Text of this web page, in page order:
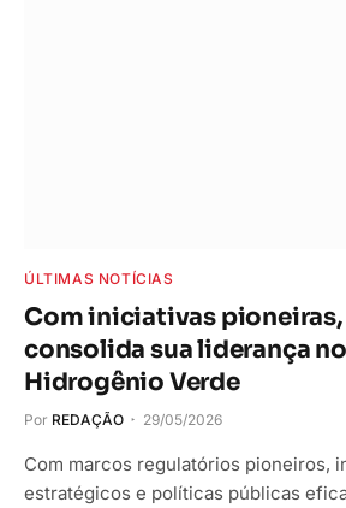
ÚLTIMAS NOTÍCIAS
Com iniciativas pioneiras,
consolida sua liderança
Hidrogênio Verde
Por REDAÇÃO 29/05/2026
Com marcos regulatórios pioneiros,
estratégicos e políticas públicas